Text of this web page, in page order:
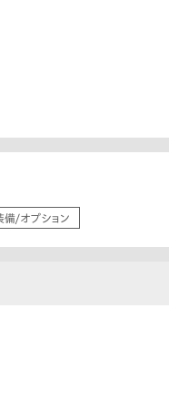
備/オプション